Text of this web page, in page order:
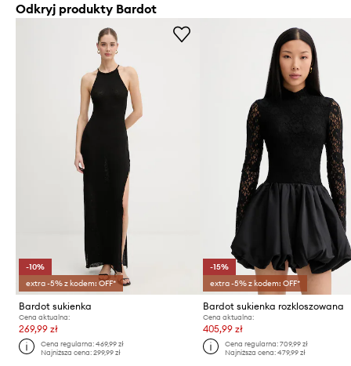
Odkryj produkty Bardot
-10%
extra -5% z kodem: OFF*
Bardot sukienka
Cena aktualna:
269,99 zł
Cena regularna:469,99 zł
Najniższa cena:299,99 zł
-15%
extra -5% z kodem: OFF*
Bardot sukienka rozkloszowana
Cena aktualna:
405,99 zł
Cena regularna: 709,99 zł
Najniższa cena: 479,99 zł